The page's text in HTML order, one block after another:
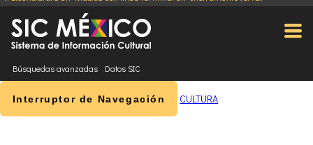
Búsquedas avanzadas Datos SIC
Interruptor de Navegación CULTURA